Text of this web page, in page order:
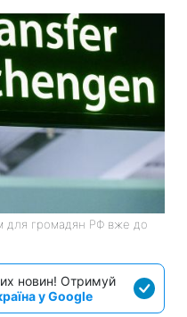
для громадян РФ вже до
новин! Отримуй
у Google